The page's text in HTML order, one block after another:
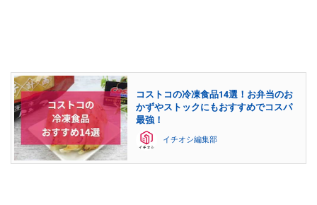
コストコの冷凍食品14選！お弁当のお
かずやストックにもおすすめでコスパ
最強！
イチオシ編集部